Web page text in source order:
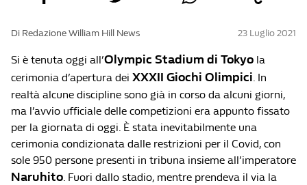
Di Redazione William Hill News 23 Luglio 2021
Si è tenuta oggi all’Olympic Stadium di Tokyo la
cerimonia d’apertura dei XXXII Giochi Olimpici. In
realtà alcune discipline sono già in corso da alcuni giorni,
ma l’avvio ufficiale delle competizioni era appunto fissato
per la giornata di oggi. È stata inevitabilmente una
cerimonia condizionata dalle restrizioni per il Covid, con
sole 950 persone presenti in tribuna insieme all’imperatore
Naruhito. Fuori dallo stadio, mentre prendeva il via la